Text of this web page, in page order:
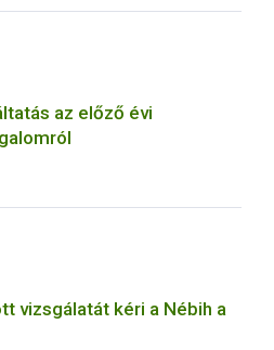
az előző évi
vizsgálatát kéri a Nébih a